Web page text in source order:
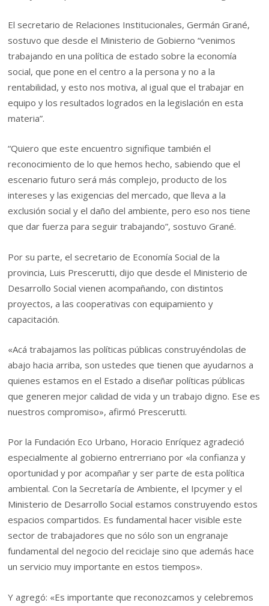
El secretario de Relaciones Institucionales, Germán Grané,
sostuvo que desde el Ministerio de Gobierno “venimos
trabajando en una política de estado sobre la economía
social, que pone en el centro a la persona y no a la
rentabilidad, y esto nos motiva, al igual que el trabajar en
equipo y los resultados logrados en la legislación en esta
materia”.
“Quiero que este encuentro signifique también el
reconocimiento de lo que hemos hecho, sabiendo que el
escenario futuro será más complejo, producto de los
intereses y las exigencias del mercado, que lleva a la
exclusión social y el daño del ambiente, pero eso nos tiene
que dar fuerza para seguir trabajando”, sostuvo Grané.
Por su parte, el secretario de Economía Social de la
provincia, Luis Prescerutti, dijo que desde el Ministerio de
Desarrollo Social vienen acompañando, con distintos
proyectos, a las cooperativas con equipamiento y
capacitación.
«Acá trabajamos las políticas públicas construyéndolas de
abajo hacia arriba, son ustedes que tienen que ayudarnos a
quienes estamos en el Estado a diseñar políticas públicas
que generen mejor calidad de vida y un trabajo digno. Ese es
nuestros compromiso», afirmó Prescerutti.
Por la Fundación Eco Urbano, Horacio Enríquez agradeció
especialmente al gobierno entrerriano por «la confianza y
oportunidad y por acompañar y ser parte de esta política
ambiental. Con la Secretaría de Ambiente, el Ipcymer y el
Ministerio de Desarrollo Social estamos construyendo estos
espacios compartidos. Es fundamental hacer visible este
sector de trabajadores que no sólo son un engranaje
fundamental del negocio del reciclaje sino que además hace
un servicio muy importante en estos tiempos».
Y agregó: «Es importante que reconozcamos y celebremos